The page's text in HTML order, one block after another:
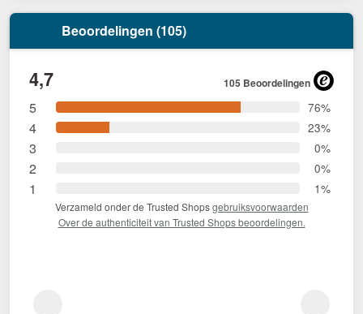
Beoordelingen (105)
4,7 105 Beoordelingen
5 76%
4 23%
3 0%
2 0%
1 1%
Verzameld onder de Trusted Shopsgebruiksvoorwaarden
Over de authenticiteit van Trusted Shops beoordelingen.